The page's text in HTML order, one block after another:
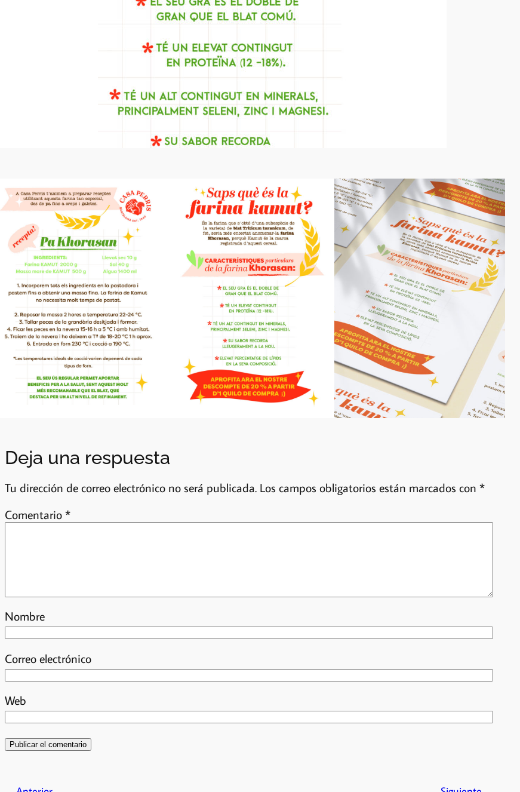
Deja una respuesta
Tu dirección de correo electrónico no será publicada. Los campos obligatorios están marcados con *
Comentario *
Nombre
Correo electrónico
Web